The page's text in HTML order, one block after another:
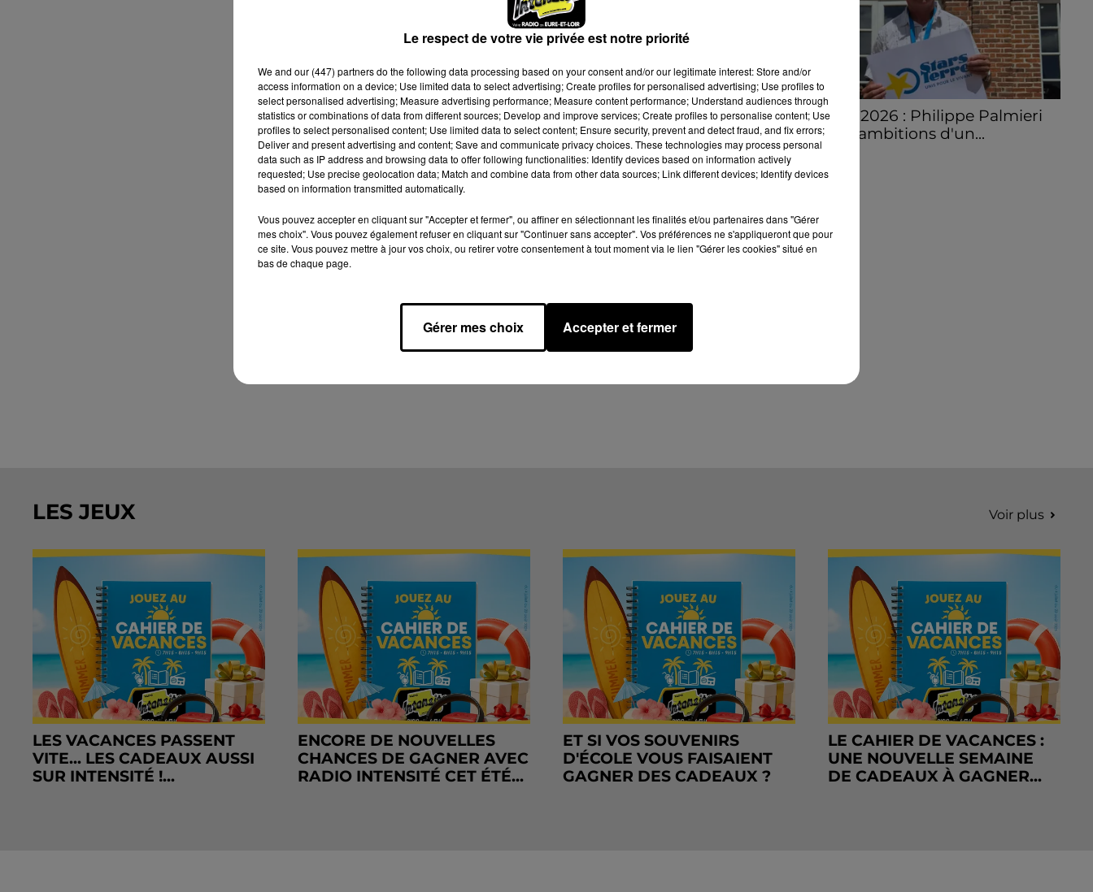
Stars'Terre 2026 : Philippe Palmieri
dévoile les ambitions d'un...
À quelques semaines de la première
édition de Stars'Terre, organisée du 18 au 20
LES JEUX Voir plus
LES VACANCES PASSENT
VITE... LES CADEAUX AUSSI
SUR INTENSITÉ !...
ENCORE DE NOUVELLES
CHANCES DE GAGNER AVEC
RADIO INTENSITÉ CET ÉTÉ...
ET SI VOS SOUVENIRS
D'ÉCOLE VOUS FAISAIENT
GAGNER DES CADEAUX ?
LE CAHIER DE VACANCES :
UNE NOUVELLE SEMAINE
DE CADEAUX À GAGNER...
Le respect de votre vie privée est notre priorité
We and our (447) partnersdo the following data processing based on your consent and/or our legitimate interest: Store and/or
access information on a device; Use limited data to select advertising; Create profiles for personalised advertising; Use profiles to
select personalised advertising; Measure advertising performance; Measure content performance; Understand audiences through
statistics or combinations of data from different sources; Develop and improve services; Create profiles to personalise content; Use
profiles to select personalised content; Use limited data to select content; Ensure security, prevent and detect fraud, and fix errors;
Deliver and present advertising and content; Save and communicate privacy choices. These technologies may process personal
data such as IP address and browsing data to offer following functionalities: Identify devices based on information actively
requested; Use precise geolocation data; Match and combine data from other data sources; Link different devices; Identify devices
based on information transmitted automatically.
Vous pouvez accepter en cliquant sur "Accepter et fermer", ou affiner en sélectionnant les finalités et/ou partenaires dans "Gérer
mes choix". Vous pouvez également refuser en cliquant sur "Continuer sans accepter". Vos préférences ne s'appliqueront que pour
ce site. Vous pouvez mettre à jour vos choix, ou retirer votre consentement à tout moment via le lien "Gérer les cookies" situé en
bas de chaque page.
Gérer mes choix Accepter et fermer